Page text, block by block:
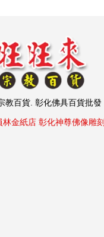
教百貨. 彰化佛具百貨批發
林金紙店 彰化神尊佛像雕刻